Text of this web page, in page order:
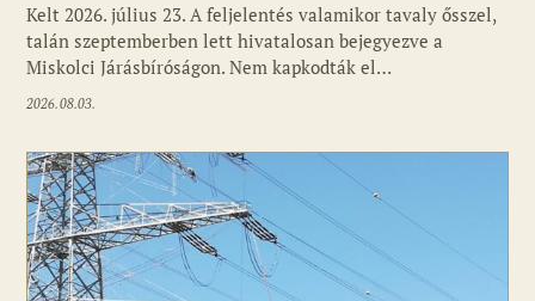
Kelt 2026. július 23. A feljelentés valamikor tavaly ősszel,
talán szeptemberben lett hivatalosan bejegyezve a
Miskolci Járásbíróságon. Nem kapkodták el…
2026.08.03.